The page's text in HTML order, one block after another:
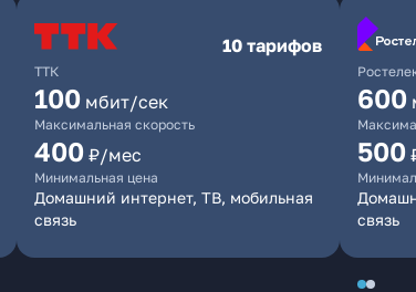
ТТК
10 тарифов
100 мбит/сек
Максимальная скорость
400 ₽/мес
Минимальная цена
Домашний интернет, ТВ, мобильная
связь
600
500
связь